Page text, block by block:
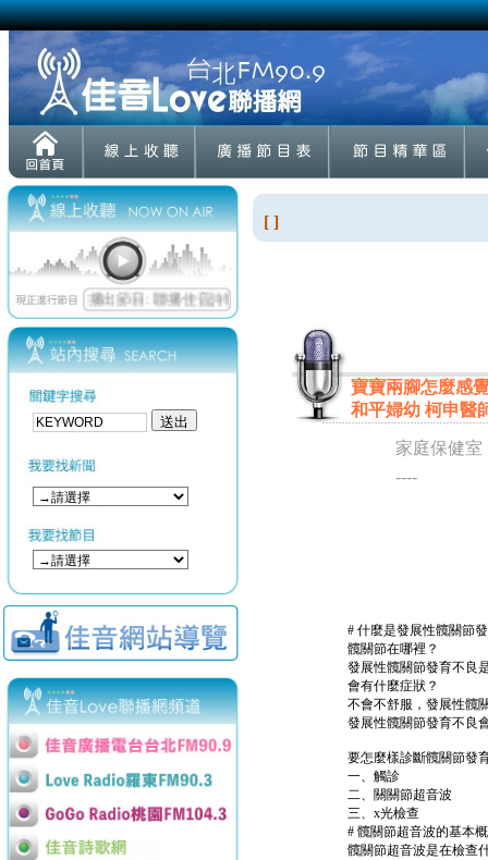
[ ]
寶寶兩腳怎麼感
和平婦幼 柯申醫
家庭保健室
----
# 什麼是發展性髖關節發
髖關節在哪裡？
發展性髖關節發育不良
會有什麼症狀？
不會不舒服，發展性髖
發展性髖關節發育不良
要怎麼樣診斷髖關節發
一、觸診
二、關關節超音波
三、x光檢查
# 髖關節超音波的基本
髖關節超音波是在檢查